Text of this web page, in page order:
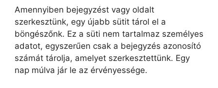
Amennyiben bejegyzést vagy oldalt
szerkesztünk, egy újabb sütit tárol el a
böngészőnk. Ez a süti nem tartalmaz személyes
adatot, egyszerűen csak a bejegyzés azonosító
számát tárolja, amelyet szerkesztettünk. Egy
nap múlva jár le az érvényessége.